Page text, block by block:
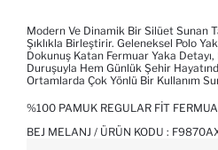
Modern Ve Dinamik Bir Silüet Sunan
Şıklıkla Birleştirir. Geleneksel Polo
Dokunuş Katan Fermuar Yaka
Duruşuyla Hem Günlük Şehir
Ortamlarda Çok Yönlü Bir Kullanım
%100 PAMUK REGULAR FIT
BEJ MELANJ / ÜRÜN KODU :